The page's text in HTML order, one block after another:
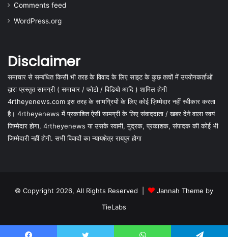
Comments feed
WordPress.org
Disclaimer
समाचार से सम्बंधित किसी भी तरह के विवाद के लिए साइट के कुछ तत्वों में उपयोगकर्ताओं
द्वारा प्रस्तुत सामग्री ( समाचार / फोटो / विडियो आदि ) शामिल होगी
4rtheyenews.com इस तरह के सामग्रियों के लिए कोई ज़िम्मेदार नहीं स्वीकार करता
है। 4rtheyenews में प्रकाशित ऐसी सामग्री के लिए संवाददाता / खबर देने वाला स्वयं
जिम्मेदार होगा, 4rtheyenews या उसके स्वामी, मुद्रक, प्रकाशक, संपादक की कोई भी
जिम्मेदारी नहीं होगी. सभी विवादों का न्यायक्षेत्र रायपुर होगा
© Copyright 2026, All Rights Reserved |
Jannah Theme by
TieLabs